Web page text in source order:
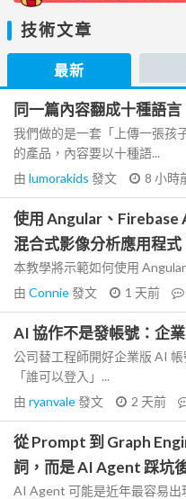
技術文章
最新
同一篇內容翻成十種語
我們做的是一套「上傳一張孩
的產品，內容要以十種語...
由 lumorakids 發文 8 小時
使用 Angular、Firebase
混合式影像分析應用程式
本教學將示範如何使用
由 Connie發文 1 天前
AI 協作不是發帳號：企
公司替工程師開好企業版 AI
「誰可以登入」...
由 ryanvale發文 2 天前
從 Prompt 到 Graph
詞，而是 AI Agent 踩坑
AI Agent 可能是近年最容易出